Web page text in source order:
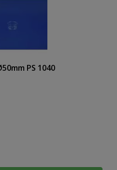
PS 1040